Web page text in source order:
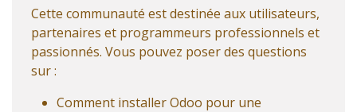
Cette communauté est destinée aux utilisateurs,
partenaires et programmeurs professionnels et
passionnés. Vous pouvez poser des questions
sur :
Comment installer Odoo pour une